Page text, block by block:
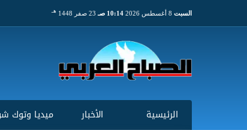
السبت 10:14 صـ 23 صفر 1448 هـ
الرئيسية الأخبار ميديا وتوك